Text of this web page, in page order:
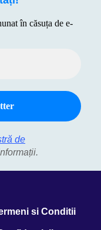
în căsuța de e-
de
si Conditii